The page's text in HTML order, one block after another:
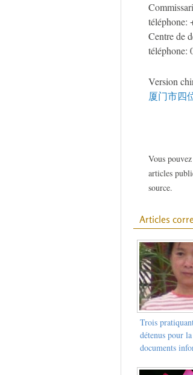
téléphone:
Centre de
téléphone:
Version
厦门市四
Vous
articles
source.
Articles
Trois
détenus pour
documents